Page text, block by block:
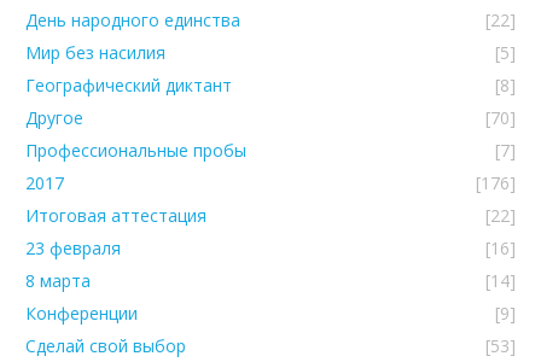
День народного единства
[22]
Мир без насилия
[5]
Географический диктант
[8]
Другое
[70]
Профессиональные пробы
[7]
2017
[176]
Итоговая аттестация
[22]
23 февраля
[16]
8 марта
[14]
Конференции
[9]
Сделай свой выбор
[53]